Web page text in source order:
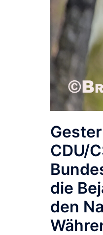
CDU/
die
den